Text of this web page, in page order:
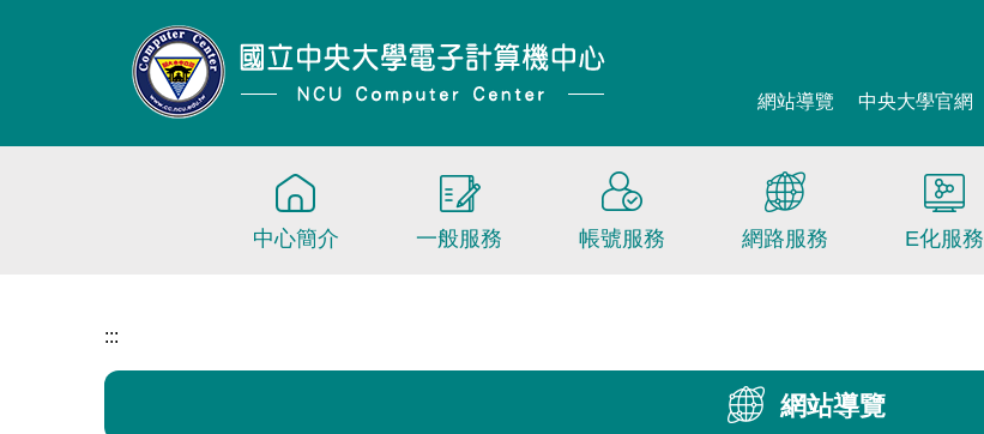
網站導覽 中央大學官網
中心簡介 一般服務 帳號服務 網路服務 E化服務
:::
網站導覽